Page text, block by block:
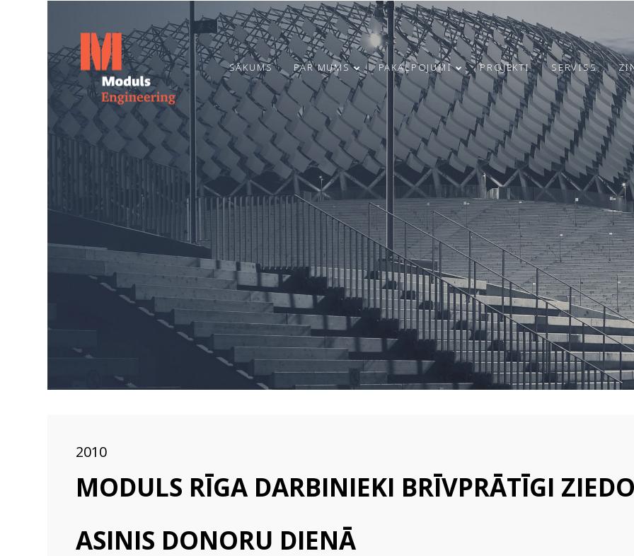
6
TOPOŠĀ OGRES
BĒRNUDĀRZA
PAMATOS IEMŪRĒTA
VĒSTĪJUMU
NĀKAMAJĀM
PAAUDZĒM
21
MARCH
2025
RĪGAS
INFRASTRUKTŪRAS
ATTĪSTĪBA UN
DROŠĪBAS
UZLABOŠANA:
MODULS
ENGINEERING
IEGULDĪJUMS
UGUNSDROŠĪBAS
SISTĒMU IZBŪVĒ
RĪGAS
VALSTSPILSĒTAS
PAŠVALDĪBAS
IZGLĪTĪBAS
IESTĀDĒS
23
JUNE
2024
20
JUNE
2024
ENERGOEFEKTIVITĀTES
PAKALPOJUMI
4
MAY
2024
SVEICAM 4. MAIJA
SVĒTKOS!
9
APRIL
2024
SĀKUMS PAR MUMS PAKALPOJUMI PROJEKTI SERVISS
2010
MODULS RĪGA DARBINIEKI BRĪVPRĀTĪGI
ASINIS DONORU DIENĀ